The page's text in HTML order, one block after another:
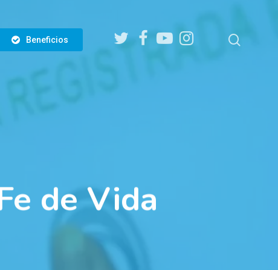
Beneficios
twitter facebookyoutubeinstagram
de Vida